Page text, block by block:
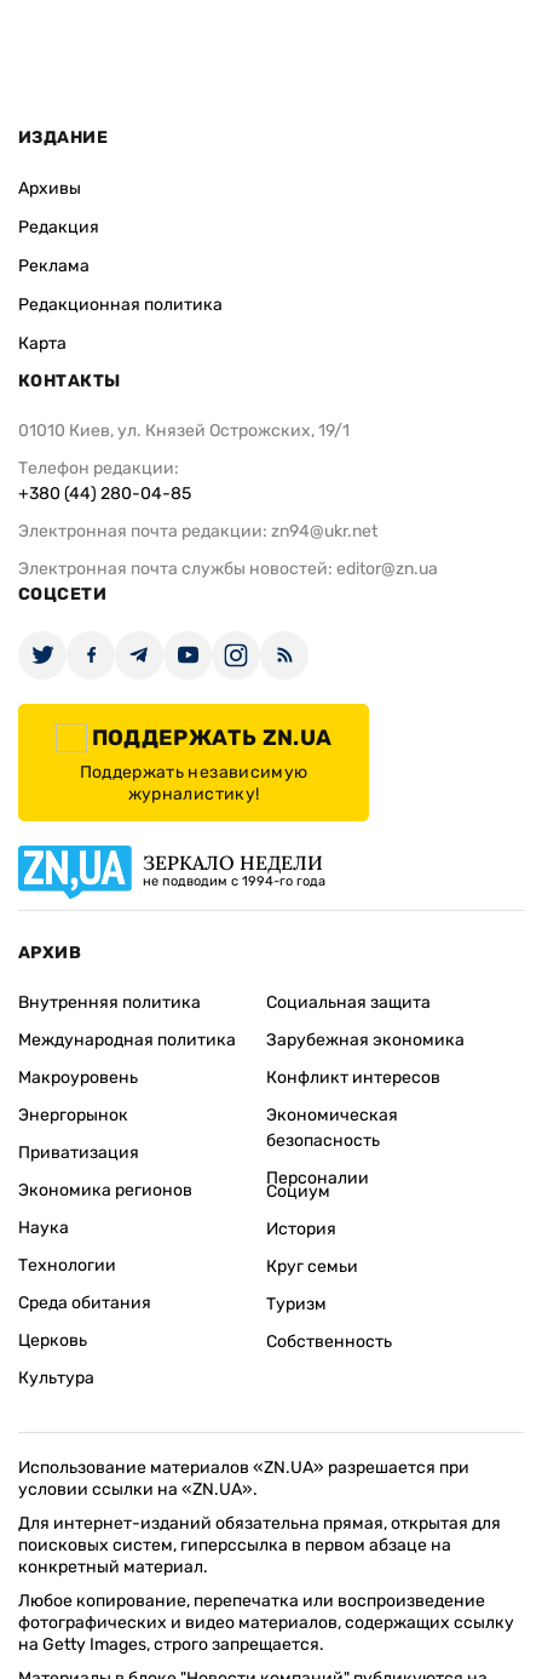
ИЗДАНИЕ
Архивы
Редакция
Реклама
Редакционная политика
Карта
КОНТАКТЫ
01010 Киев, ул. Князей Острожских, 19/1
Телефон редакции:
+380 (44) 280-04-85
Электронная почта редакции: zn94@ukr.net
Электронная почта службы новостей: editor@zn.ua
СОЦСЕТИ
ПОДДЕРЖАТЬ ZN.UA
Поддержать независимую
журналистику!
ЗЕРКАЛО НЕДЕЛИ
не подводим с 1994-го года
АРХИВ
Внутренняя политика
Международная политика
Макроуровень
Энергорынок
Приватизация
Экономика регионов
Социальная защита
Зарубежная экономика
Конфликт интересов
Экономическая
безопасность
Персоналии
Наука
Технологии
Среда обитания
Церковь
Культура
Социум
История
Круг семьи
Туризм
Собственность
Использование материалов «ZN.UA» разрешается при
условии ссылки на «ZN.UA».
Для интернет-изданий обязательна прямая, открытая для
поисковых систем, гиперссылка в первом абзаце на
конкретный материал.
Любое копирование, перепечатка или воспроизведение
фотографических и видео материалов, содержащих ссылку
на Getty Images, строго запрещается.